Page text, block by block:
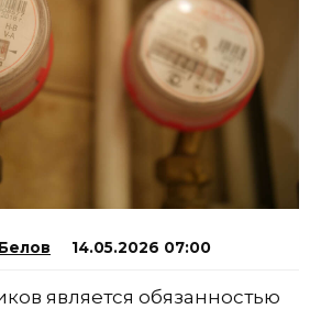
14.05.2026 07:00
является обязанностью